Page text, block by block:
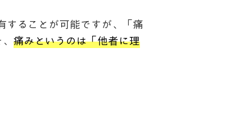
することが可能ですが、「痛
痛みというのは「他者に理